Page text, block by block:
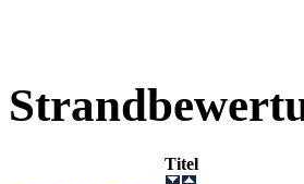
Titel